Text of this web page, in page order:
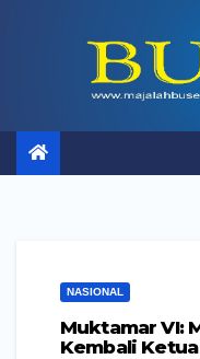
NASIONAL
Muktamar VI:
Kembali